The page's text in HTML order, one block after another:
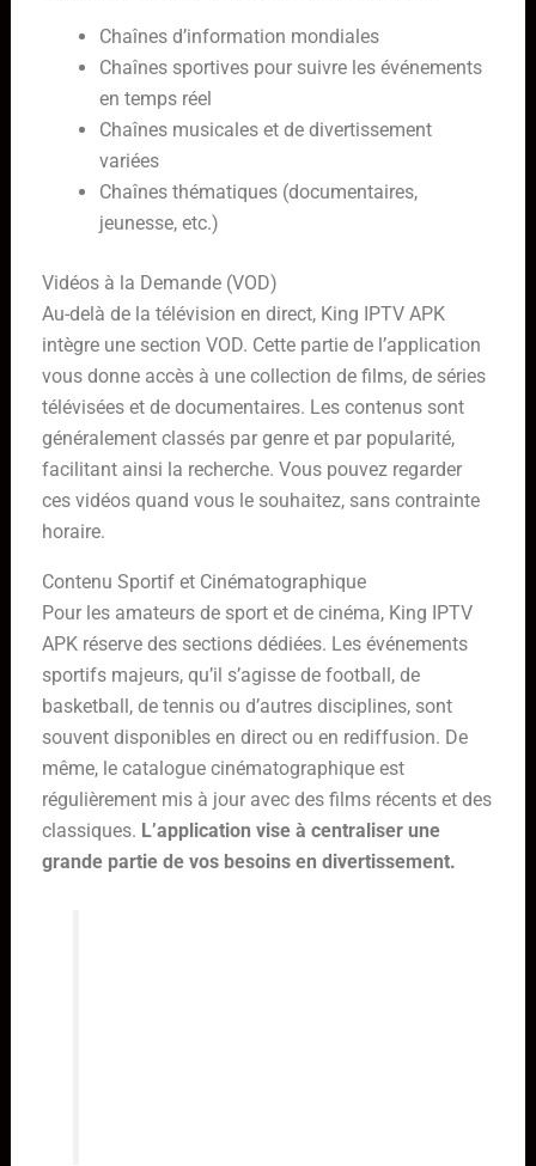
Chaînes d’information mondiales
Chaînes sportives pour suivre les événements
en temps réel
Chaînes musicales et de divertissement
variées
Chaînes thématiques (documentaires,
jeunesse, etc.)
Vidéos à la Demande (VOD)
Au-delà de la télévision en direct, King IPTV APK
intègre une section VOD. Cette partie de l’application
vous donne accès à une collection de films, de séries
télévisées et de documentaires. Les contenus sont
généralement classés par genre et par popularité,
facilitant ainsi la recherche. Vous pouvez regarder
ces vidéos quand vous le souhaitez, sans contrainte
horaire.
Contenu Sportif et Cinématographique
Pour les amateurs de sport et de cinéma, King IPTV
APK réserve des sections dédiées. Les événements
sportifs majeurs, qu’il s’agisse de football, de
basketball, de tennis ou d’autres disciplines, sont
souvent disponibles en direct ou en rediffusion. De
même, le catalogue cinématographique est
régulièrement mis à jour avec des films récents et des
classiques. L’application vise à centraliser une
grande partie de vos besoins en divertissement.